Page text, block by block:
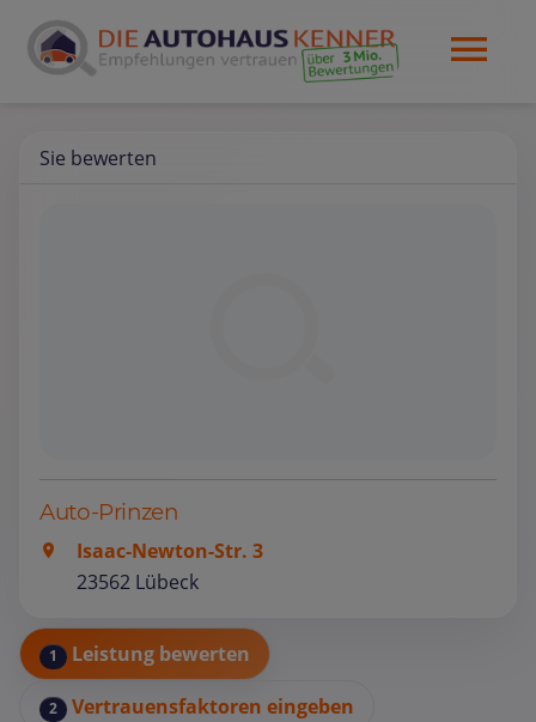
Sie bewerten
Auto-Prinzen
Isaac-Newton-Str. 3
23562 Lübeck
1 Leistung bewerten
2 Vertrauensfaktoren eingeben